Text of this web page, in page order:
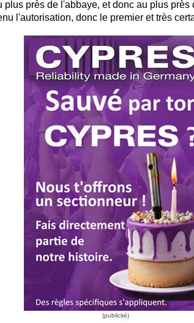
plus près de l'abbaye, et donc au plus
l'autorisation, donc le premier et très